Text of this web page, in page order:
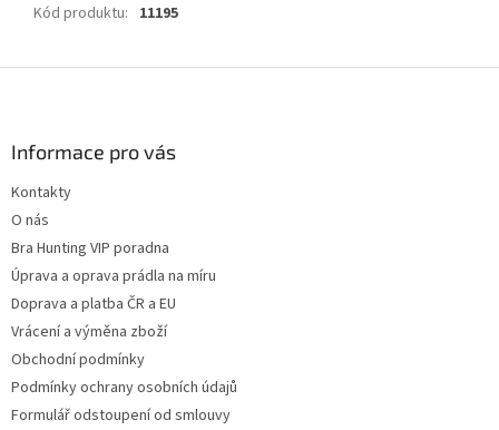
Kód produktu: 11195
Informace pro vás
Kontakty
O nás
Bra Hunting VIP poradna
Úprava a oprava prádla na míru
Doprava a platba ČR a EU
Vrácení a výměna zboží
Obchodní podmínky
Podmínky ochrany osobních údajů
Formulář odstoupení od smlouvy